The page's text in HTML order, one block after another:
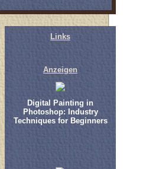
Links
Anzeigen
Digital Painting in
Photoshop: Industry
Techniques for Beginners